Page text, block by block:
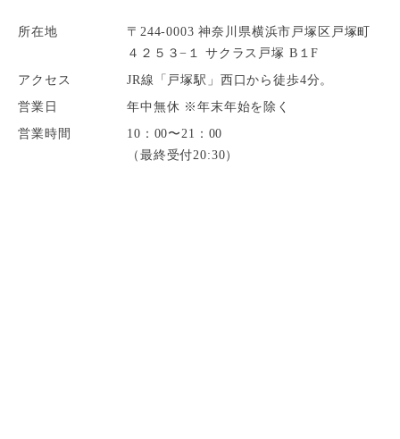
所在地
〒244-0003 神奈川県横浜市戸塚区戸塚町
４２５３−１ サクラス戸塚 B１F
アクセス
JR線「戸塚駅」西口から徒歩4分。
営業日
年中無休 ※年末年始を除く
営業時間
10：00〜21：00
（最終受付20:30）